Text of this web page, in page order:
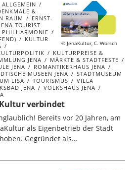
JenaKultur, C. Worsch
ALLGEMEIN
&
RAUM
ERNST-
JENA TOURIST-
PHILHARMONIE
KULTUR
KULTURPREISE &
JENA
MÄRKTE & STADTFESTE
JENA
ROMANTIKERHAUS JENA
MUSEEN JENA
STADTMUSEUM
LISA TOURISMUS
VILLA
JENA
VOLKSHAUS JENA
verbindet
Bereits vor 20 Jahren, am
als Eigenbetrieb der Stadt
Gegründet als…